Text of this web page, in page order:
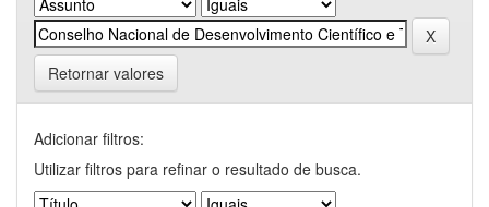
Retornar valores
Adicionar filtros:
Utilizar filtros para refinar o resultado de busca.